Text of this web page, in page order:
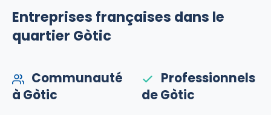
Entreprises françaises dans le
quartier Gòtic
Communauté
à Gòtic
Professionnels
de Gòtic